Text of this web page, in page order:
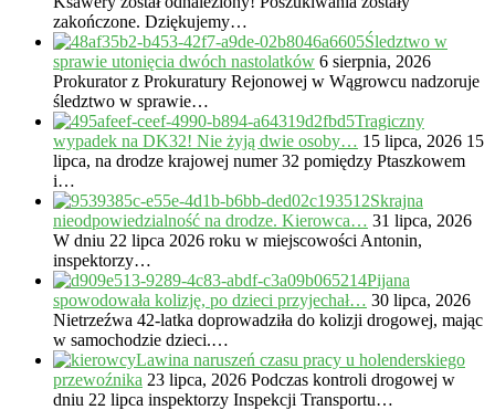
zakończone. Dziękujemy…
Śledztwo w
sprawie utonięcia dwóch nastolatków 6 sierpnia, 2026
Prokurator z Prokuratury Rejonowej w Wągrowcu nadzoruje
śledztwo w sprawie…
Tragiczny
wypadek na DK32! Nie żyją dwie osoby… 15 lipca, 2026 15
lipca, na drodze krajowej numer 32 pomiędzy Ptaszkowem
i…
Skrajna
nieodpowiedzialność na drodze. Kierowca… 31 lipca, 2026
W dniu 22 lipca 2026 roku w miejscowości Antonin,
inspektorzy…
Pijana
spowodowała kolizję, po dzieci przyjechał… 30 lipca, 2026
Nietrzeźwa 42-latka doprowadziła do kolizji drogowej, mając
w samochodzie dzieci.…
Lawina naruszeń czasu pracy u holenderskiego
przewoźnika 23 lipca, 2026 Podczas kontroli drogowej w
dniu 22 lipca inspektorzy Inspekcji Transportu…